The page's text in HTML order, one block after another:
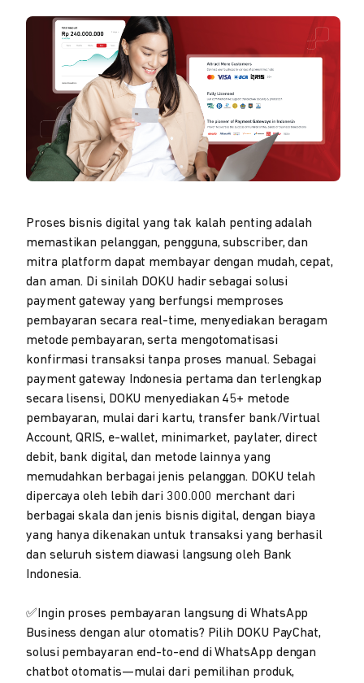
Proses bisnis digital yang tak kalah penting adalah
memastikan pelanggan, pengguna, subscriber, dan
mitra platform dapat membayar dengan mudah, cepat,
dan aman. Di sinilah DOKU hadir sebagai solusi
payment gateway yang berfungsi memproses
pembayaran secara real-time, menyediakan beragam
metode pembayaran, serta mengotomatisasi
konfirmasi transaksi tanpa proses manual. Sebagai
payment gateway Indonesia pertama dan terlengkap
secara lisensi, DOKU menyediakan 45+ metode
pembayaran, mulai dari kartu, transfer bank/Virtual
Account, QRIS, e-wallet, minimarket, paylater, direct
debit, bank digital, dan metode lainnya yang
memudahkan berbagai jenis pelanggan. DOKU telah
dipercaya oleh lebih dari 300.000 merchant dari
berbagai skala dan jenis bisnis digital, dengan biaya
yang hanya dikenakan untuk transaksi yang berhasil
dan seluruh sistem diawasi langsung oleh Bank
Indonesia.
✅Ingin proses pembayaran langsung di WhatsApp
Business dengan alur otomatis? Pilih DOKU PayChat,
solusi pembayaran end-to-end di WhatsApp dengan
chatbot otomatis—mulai dari pemilihan produk,